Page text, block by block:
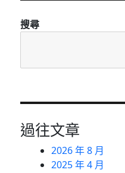
搜尋
過往文章
2026 年 8 月
2025 年 4 月